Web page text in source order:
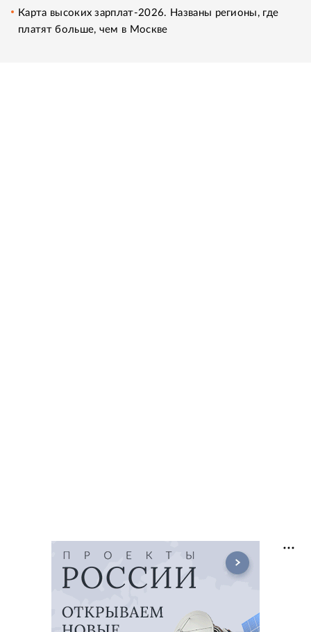
Карта высоких зарплат-2026. Названы регионы, где
платят больше, чем в Москве